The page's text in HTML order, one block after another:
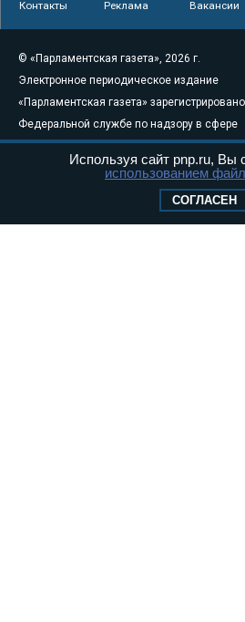
Контакты Реклама Вакансии
© «Парламентская газета», 2026 г.
Электронное периодическое издание
«Парламентская газета»
Федеральной службе по надзору в сфере
связи, информационных технологий и
массовых коммуникаций (Роскомнадзор)
Свидетельство о регистрации Эл № ФС77-
Используя сайт pnp.ru, Вы
использованием
СОГЛАСЕН